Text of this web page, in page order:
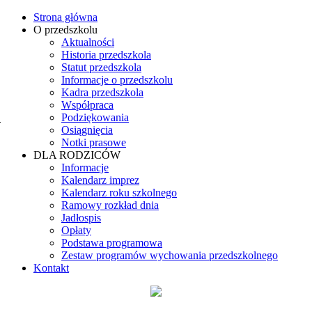
Strona główna
O przedszkolu
Aktualności
Historia przedszkola
Statut przedszkola
Informacje o przedszkolu
Kadra przedszkola
Współpraca
Podziękowania
Osiągnięcia
Notki prasowe
DLA RODZICÓW
Informacje
Kalendarz imprez
Kalendarz roku szkolnego
Ramowy rozkład dnia
Jadłospis
Opłaty
Podstawa programowa
Zestaw programów wychowania przedszkolnego
Kontakt
Zupa mleczna z płatków
owsianych, chleb zwykły i
dworski z masłem, serem
żółtym, marchewka